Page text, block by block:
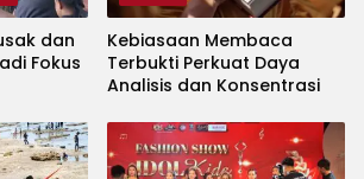
dan
Fokus
Kebiasaan Membaca
Terbukti Perkuat Daya
Analisis dan Konsentrasi